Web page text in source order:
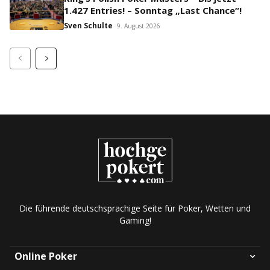
1.427 Entries! – Sonntag „Last Chance“!
Sven Schulte 9. August 2026
Die führende deutschsprachige Seite für Poker, Wetten und
Gaming!
Online Poker